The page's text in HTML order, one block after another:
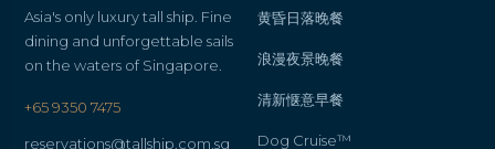
Asia's only luxury tall ship. Fine
dining and unforgettable sails
on the waters of Singapore.
+65 9350 7475
reservations@tallship.com.sg
黄昏日落晚餐
浪漫夜景晚餐
清新惬意早餐
Dog Cruise™